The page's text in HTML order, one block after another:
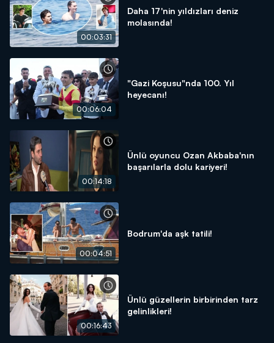
00:03:31
Daha 17'nin yıldızları deniz
molasında!
00:06:04
"Gazi Koşusu"nda 100. Yıl
heyecanı!
00:14:18
Ünlü oyuncu Ozan Akbaba'nın
başarılarla dolu kariyeri!
00:04:51
Bodrum'da aşk tatili!
00:16:43
Ünlü güzellerin birbirinden tarz
gelinlikleri!